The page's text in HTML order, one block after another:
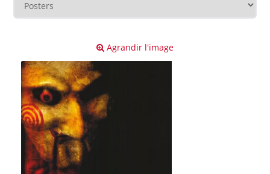
Agrandir l'image